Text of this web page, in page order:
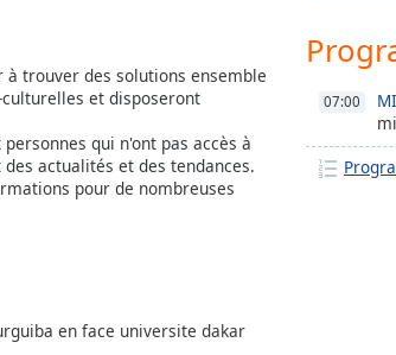
trouver des solutions ensemble
et disposeront
qui n'ont pas accès à
actualités et des tendances.
pour de nombreuses
en face universite dakar
07:00